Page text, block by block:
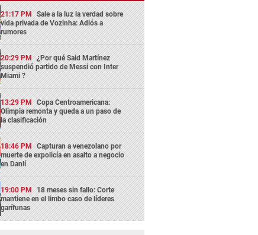
21:17 PM Sale a la luz la verdad sobre
vida privada de Vozinha: Adiós a
rumores
20:29 PM ¿Por qué Said Martínez
suspendió partido de Messi con Inter
Miami ?
13:29 PM Copa Centroamericana:
Olimpia remonta y queda a un paso de
la clasificación
18:46 PM Capturan a venezolano por
muerte de expolicía en asalto a negocio
en Danlí
19:00 PM 18 meses sin fallo: Corte
mantiene en el limbo caso de líderes
garífunas